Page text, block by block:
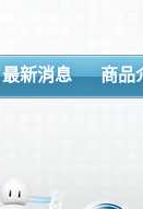
最新消息 商品